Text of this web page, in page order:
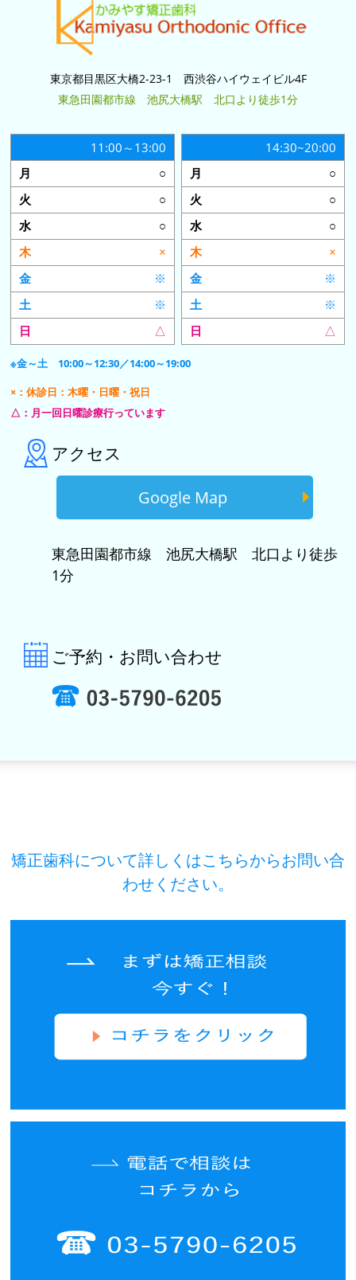
東京都目黒区大橋2-23-1 西渋谷ハイウェイビル4F
東急田園都市線 池尻大橋駅 北口より徒歩1分
11:00～13:00
○
○
○
×
※
※
△
14:30~20:00
○
○
○
×
※
※
△
※金～土 10:00～12:30／14:00～19:00
×：休診日：木曜・日曜・祝日
△：月一回日曜診療行っています
アクセス
Google Map
東急田園都市線 池尻大橋駅 北口より徒歩
1分
ご予約・お問い合わせ
矯正歯科について詳しくはこちらからお問い合
わせください。